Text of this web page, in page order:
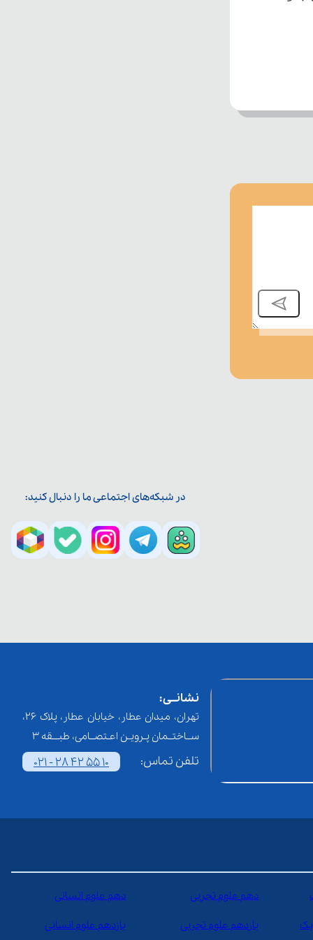
در شبکه‌های اجتماعی ما را دنبال کنید:
نشانــی:
تهران، میدان عطار، خیابان عطار، پلاک 26،
ســاختــمان پـرویـن اعـتصــامی، طبـــقه 3
تلفن تماس: 021 - 28 42 55 10
دهم علوم تجربی دهم علوم انسانی
یازدهم علوم تجربی یازدهم علوم انسانی